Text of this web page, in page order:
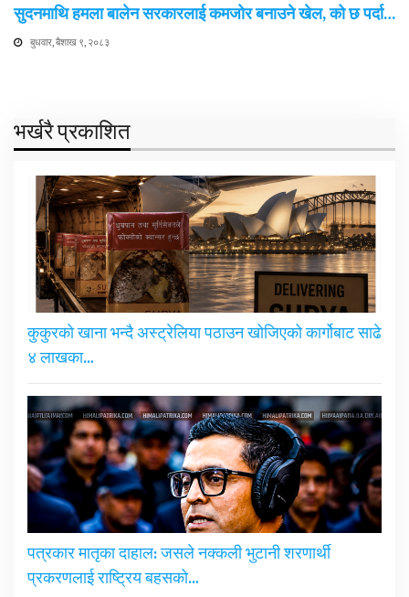
सुदनमाथि हमला बालेन सरकारलाई कमजोर बनाउने खेल, को छ पर्दा…
बुधवार, बैशाख ९, २०८३
भर्खरै प्रकाशित
कुकुरको खाना भन्दै अस्ट्रेलिया पठाउन खोजिएको कार्गोबाट साढे
४ लाखका…
पत्रकार मातृका दाहाल: जसले नक्कली भुटानी शरणार्थी
प्रकरणलाई राष्ट्रिय बहसको…